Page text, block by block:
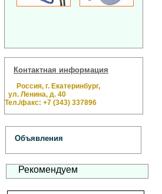
Контактная информация
Россия, г. Екатеринбург,
ул. Ленина, д. 40
Тел./факс: +7 (343) 337896
Объявления
Рекомендуем